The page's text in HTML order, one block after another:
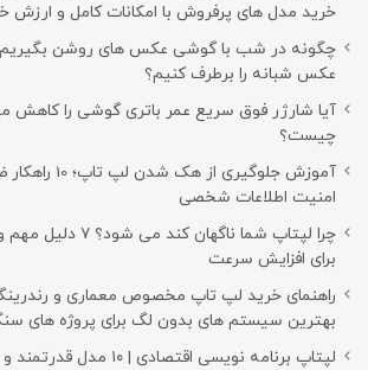
خرید مدل های پرفروش با امکانات کامل و ارزش
چگونه در شب با گوشی عکس های روشن بگیریم
عکس شبانه را برطرف کنیم؟
آیا شارژر فوق سریع عمر باتری گوشی را کاهش
چیست؟
آموزش جلوگیری
امنیت اطلاعات شخصی
چرا لپتاپ شما ناگهان
برای افزایش سرعت
بهترین سیستم های بدون لگ برای پروژه های
لپتاپ برنامه نویسی